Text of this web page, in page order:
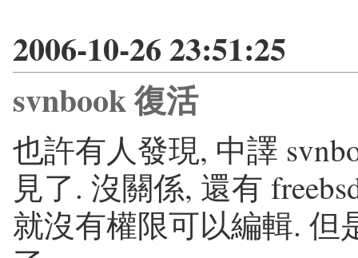
2006-10-26 23:51:25
svnbook 復活
也許有人發現, 中譯
見了. 沒關係, 還有
就沒有權限可以編輯. 但